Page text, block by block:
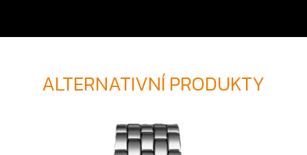
ALTERNATIVNÍ PRODUKTY